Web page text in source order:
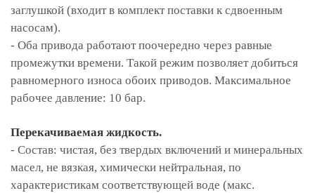
заглушкой (входит в комплект поставки к сдвоенным
насосам).
- Оба привода работают поочередно через равные
промежутки времени. Такой режим позволяет добиться
равномерного износа обоих приводов. Максимальное
рабочее давление: 10 бар.
Перекачиваемая жидкость.
- Состав: чистая, без твердых включений и минеральных
масел, не вязкая, химически нейтральная, по
характеристикам соответствующей воде (макс.